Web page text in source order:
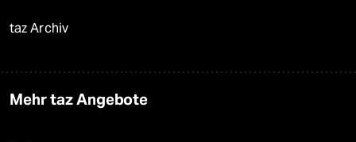
taz Archiv
Mehr taz Angebote